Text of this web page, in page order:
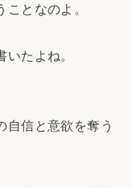
となのよ。
たよね。
信と意欲を奪う